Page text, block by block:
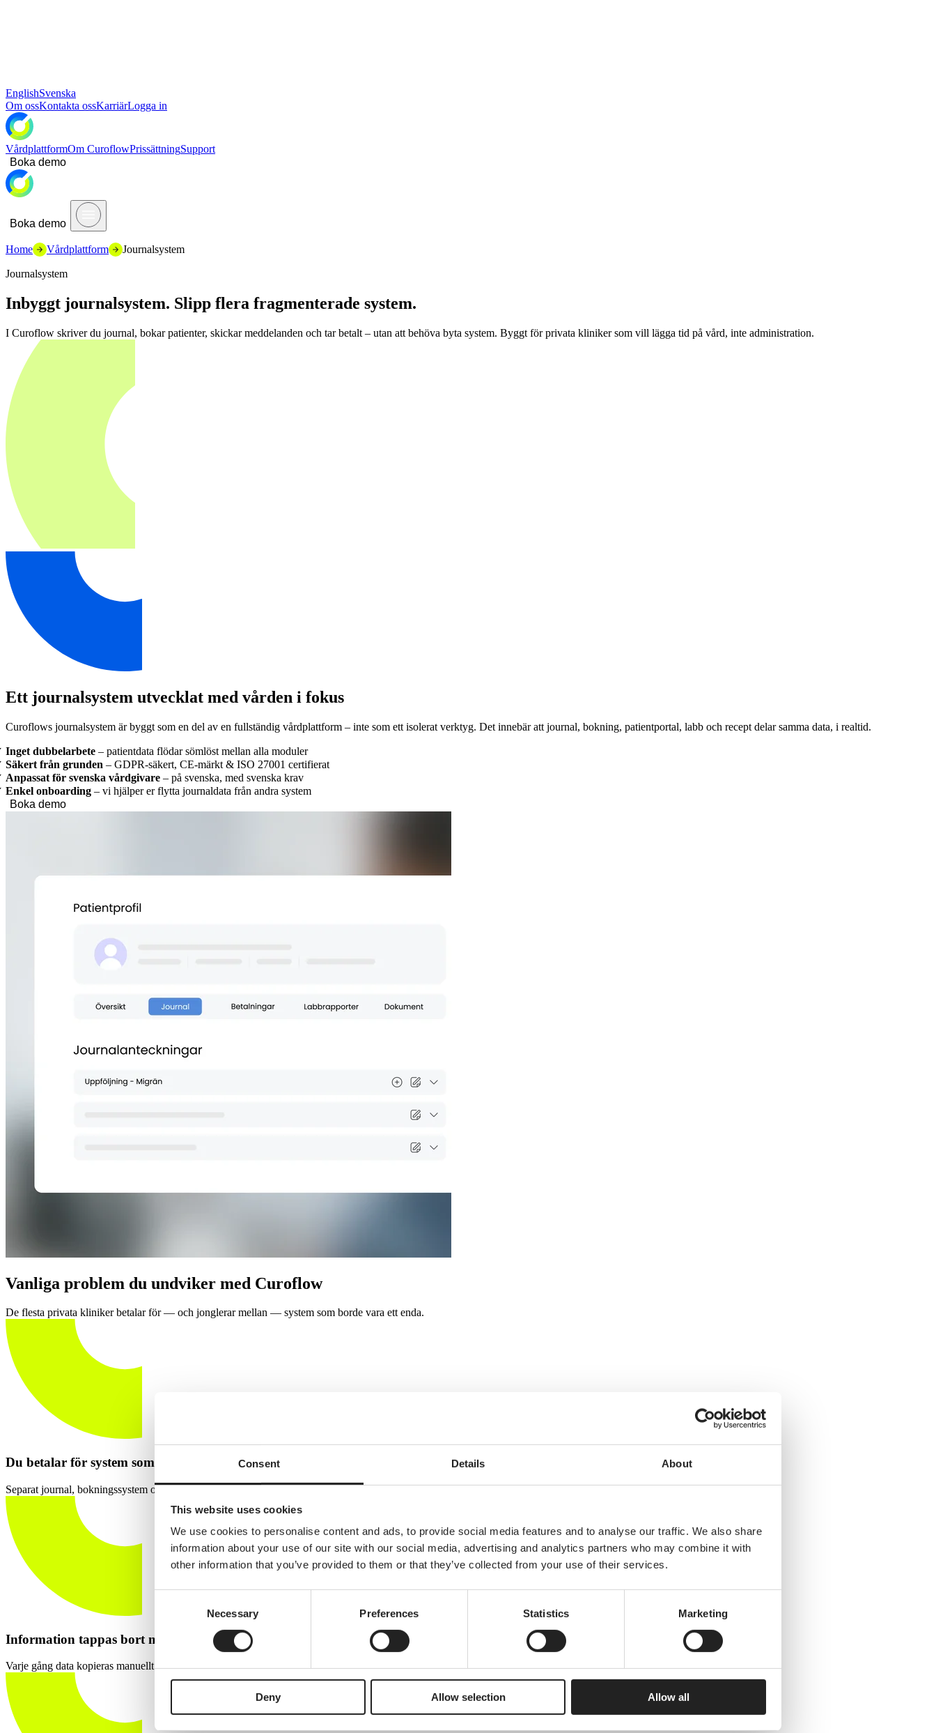
Consent Details About
This website uses cookies
We use cookies to personalise content and ads, to provide social media features and to analyse our traffic. We also share
information about your use of our site with our social media, advertising and analytics partners who may combine it with
other information that you’ve provided to them or that they’ve collected from your use of their services.
Necessary Preferences Statistics Marketing
Deny Allow selection Allow all
EnglishSvenska
Om ossKontakta ossKarriärLogga in
VårdplattformOm CuroflowPrissättningSupport
Boka demo
Boka demo
Home Vårdplattform Journalsystem
Journalsystem
Inbyggt journalsystem. Slipp flera fragmenterade system.
I Curoflow skriver du journal, bokar patienter, skickar meddelanden och tar betalt – utan att behöva byta system. Byggt för privata kliniker som vill lägga tid på vård, inte administration.
Ett journalsystem utvecklat med vården i fokus
Curoflows journalsystem är byggt som en del av en fullständig vårdplattform – inte som ett isolerat verktyg. Det innebär att journal, bokning, patientportal, labb och recept delar samma data, i realtid.
Inget dubbelarbete – patientdata flödar sömlöst mellan alla moduler
Säkert från grunden – GDPR-säkert, CE-märkt & ISO 27001 certifierat
Anpassat för svenska vårdgivare – på svenska, med svenska krav
Enkel onboarding – vi hjälper er flytta journaldata från andra system
Boka demo
Vanliga problem du undviker med Curoflow
De flesta privata kliniker betalar för — och jonglerar mellan — system som borde vara ett enda.
Du betalar för system som överlappar
Separat journal, bokningssystem och kommunikationsverktyg innebär tre licenser, tre fakturor och tre leverantörer att hantera.
Information tappas bort mellan system
Varje gång data kopieras manuellt mellan system ökar risken att något faller bort. Anamnes i ett system, journal i ett annat, uppföljning i ett tredje.